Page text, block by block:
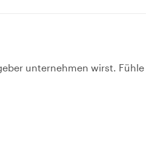
unternehmen wirst. Fühle